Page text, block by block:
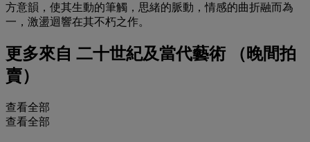
方意韻，使其生動的筆觸，思緒的脈動，情感的曲折融而為
一，激盪迴響在其不朽之作。
更多來自 二十世紀及當代藝術 （晚間拍
賣）
查看全部
查看全部